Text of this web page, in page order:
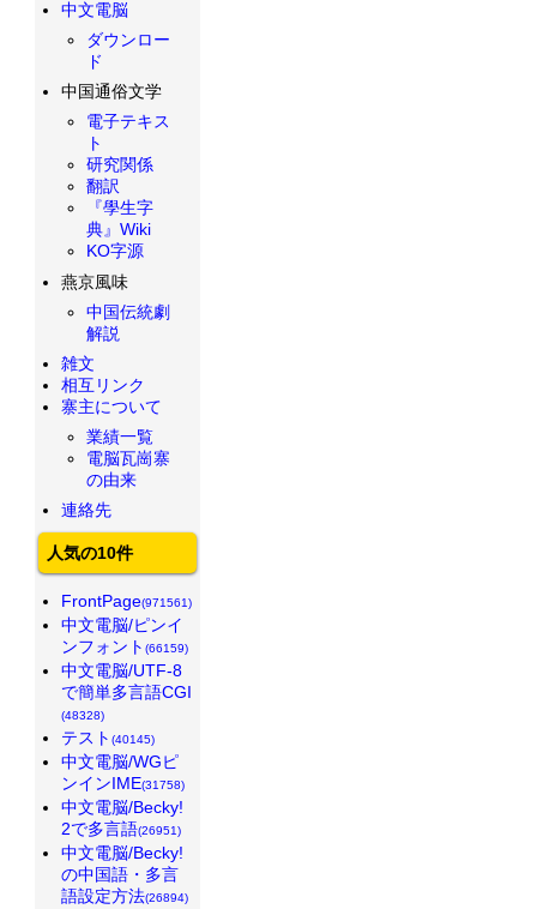
中文電脳
ダウンロー
ド
中国通俗文学
電子テキス
ト
研究関係
翻訳
『學生字
典』Wiki
KO字源
燕京風味
中国伝統劇
解説
雑文
相互リンク
寨主について
業績一覧
電脳瓦崗寨
の由来
連絡先
人気の10件
FrontPage(971561)
中文電脳/ピンイ
ンフォント (66159)
中文電脳/UTF-8
で簡単多言語CGI
(48328)
テスト (40145)
中文電脳/WGピ
ンインIME(31758)
中文電脳/Becky!
2で多言語(26951)
中文電脳/Becky!
の中国語・多言
語設定方法(26894)